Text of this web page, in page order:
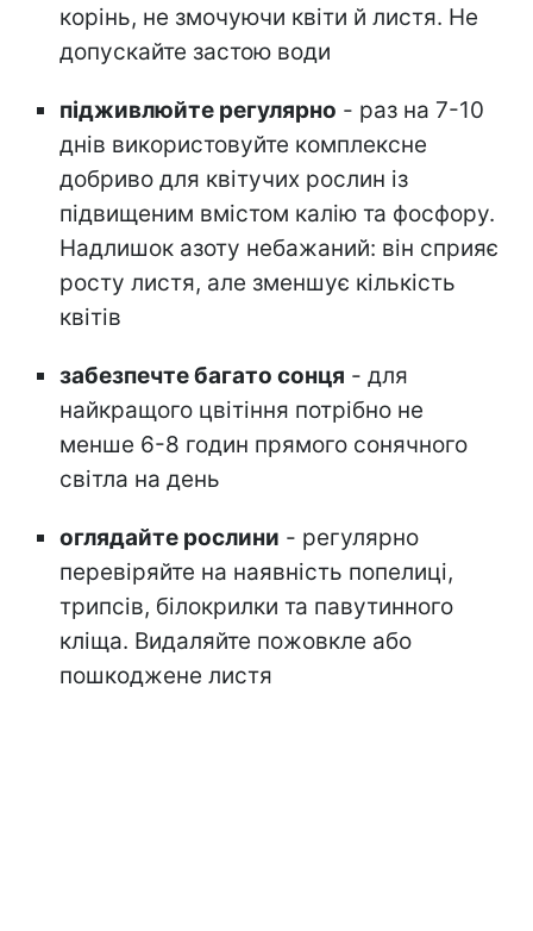
корінь, не змочуючи квіти й листя. Не
допускайте застою води
підживлюйте регулярно - раз на 7-10
днів використовуйте комплексне
добриво для квітучих рослин із
підвищеним вмістом калію та фосфору.
Надлишок азоту небажаний: він сприяє
росту листя, але зменшує кількість
квітів
забезпечте багато сонця - для
найкращого цвітіння потрібно не
менше 6-8 годин прямого сонячного
світла на день
оглядайте рослини - регулярно
перевіряйте на наявність попелиці,
трипсів, білокрилки та павутинного
кліща. Видаляйте пожовкле або
пошкоджене листя